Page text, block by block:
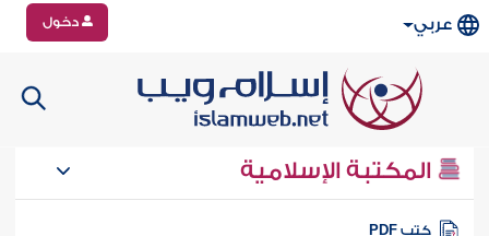
عربي دخول
المكتبة الإسلامية